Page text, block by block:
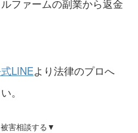
ファームの副業から返金
LINEより法律のプロへ
。
害相談する▼